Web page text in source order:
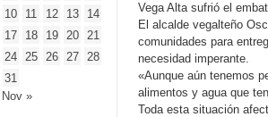
Vega Alta sufrió el
El alcalde vegalteño
comunidades para
necesidad imperante.
«Aunque aún tenemos
alimentos y agua que
Toda esta situación
10 11 12 13
14
17 18 19 20
21
24 25 26 27
28
31
Nov »